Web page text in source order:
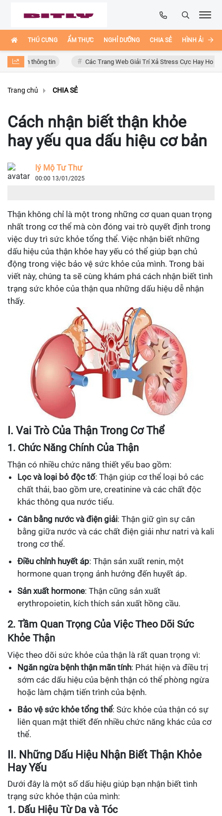
THÚ CƯNG ẨM THỰC NGHỈ DƯỠNG CHIA SẺ HÌNH ẢNH
thông tin Các Trang Web Giải Trí Xả Stress Cực Hay Ho Trên
Trang chủ CHIA SẺ
Cách nhận biết thận khỏe
hay yếu qua dấu hiệu cơ bản
lý Mộ Tư Thư
00:00 13/01/2025
Thận không chỉ là một trong những cơ quan quan trọng
nhất trong cơ thể mà còn đóng vai trò quyết định trong
việc duy trì sức khỏe tổng thể. Việc nhận biết những
dấu hiệu của thận khỏe hay yếu có thể giúp bạn chủ
động trong việc bảo vệ sức khỏe của mình. Trong bài
viết này, chúng ta sẽ cùng khám phá cách nhận biết tình
trạng sức khỏe của thận qua những dấu hiệu dễ nhận
thấy.
I. Vai Trò Của Thận Trong Cơ Thể
1. Chức Năng Chính Của Thận
Thận có nhiều chức năng thiết yếu bao gồm:
Lọc và loại bỏ độc tố: Thận giúp cơ thể loại bỏ các
chất thải, bao gồm ure, creatinine và các chất độc
khác thông qua nước tiểu.
Cân bằng nước và điện giải: Thận giữ gìn sự cân
bằng giữa nước và các chất điện giải như natri và kali
trong cơ thể.
Điều chỉnh huyết áp: Thận sản xuất renin, một
hormone quan trọng ảnh hưởng đến huyết áp.
Sản xuất hormone: Thận cũng sản xuất
erythropoietin, kích thích sản xuất hồng cầu.
2. Tầm Quan Trọng Của Việc Theo Dõi Sức
Khỏe Thận
Việc theo dõi sức khỏe của thận là rất quan trọng vì:
Ngăn ngừa bệnh thận mãn tính: Phát hiện và điều trị
sớm các dấu hiệu của bệnh thận có thể phòng ngừa
hoặc làm chậm tiến trình của bệnh.
Bảo vệ sức khỏe tổng thể: Sức khỏe của thận có sự
liên quan mật thiết đến nhiều chức năng khác của cơ
thể.
II. Những Dấu Hiệu Nhận Biết Thận Khỏe
Hay Yếu
Dưới đây là một số dấu hiệu giúp bạn nhận biết tình
trạng sức khỏe thận của mình:
1. Dấu Hiệu Từ Da và Tóc